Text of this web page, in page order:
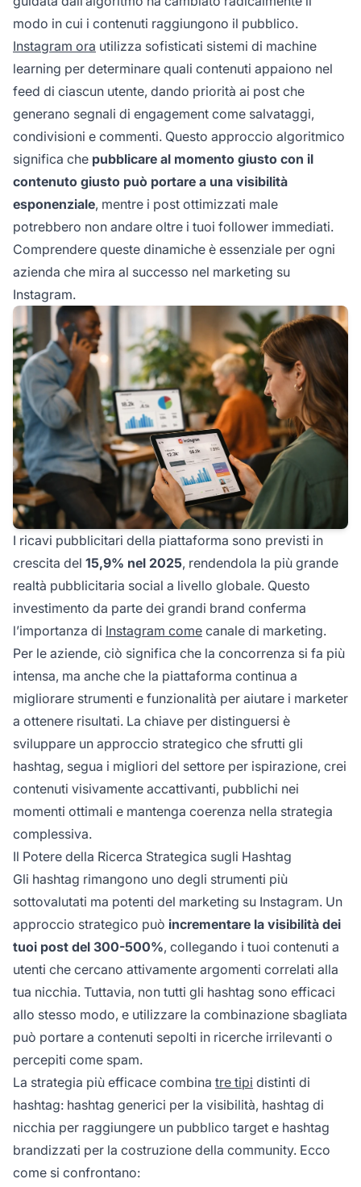
modo in cui i contenuti raggiungono il pubblico.
Instagram ora utilizza sofisticati sistemi di machine
learning per determinare quali contenuti appaiono nel
feed di ciascun utente, dando priorità ai post che
generano segnali di engagement come salvataggi,
condivisioni e commenti. Questo approccio algoritmico
significa che pubblicare al momento giusto con il
contenuto giusto può portare a una visibilità
esponenziale, mentre i post ottimizzati male
potrebbero non andare oltre i tuoi follower immediati.
Comprendere queste dinamiche è essenziale per ogni
azienda che mira al successo nel marketing su
Instagram.
I ricavi pubblicitari della piattaforma sono previsti in
crescita del 15,9% nel 2025, rendendola la più grande
realtà pubblicitaria social a livello globale. Questo
investimento da parte dei grandi brand conferma
l’importanza di Instagram come canale di marketing.
Per le aziende, ciò significa che la concorrenza si fa più
intensa, ma anche che la piattaforma continua a
migliorare strumenti e funzionalità per aiutare i marketer
a ottenere risultati. La chiave per distinguersi è
sviluppare un approccio strategico che sfrutti gli
hashtag, segua i migliori del settore per ispirazione, crei
contenuti visivamente accattivanti, pubblichi nei
momenti ottimali e mantenga coerenza nella strategia
complessiva.
Il Potere della Ricerca Strategica sugli Hashtag
Gli hashtag rimangono uno degli strumenti più
sottovalutati ma potenti del marketing su Instagram. Un
approccio strategico può incrementare la visibilità dei
tuoi post del 300-500%, collegando i tuoi contenuti a
utenti che cercano attivamente argomenti correlati alla
tua nicchia. Tuttavia, non tutti gli hashtag sono efficaci
allo stesso modo, e utilizzare la combinazione sbagliata
può portare a contenuti sepolti in ricerche irrilevanti o
percepiti come spam.
La strategia più efficace combina tre tipi distinti di
hashtag: hashtag generici per la visibilità, hashtag di
nicchia per raggiungere un pubblico target e hashtag
brandizzati per la costruzione della community. Ecco
come si confrontano: